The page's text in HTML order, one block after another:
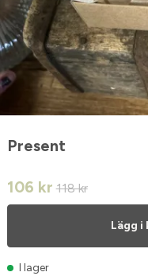
Present
106 kr 118 kr
Lägg i
I lager